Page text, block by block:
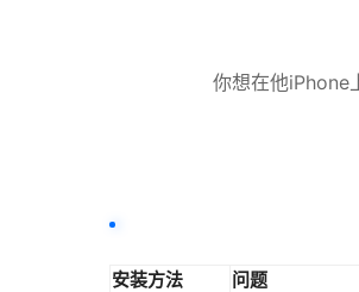
你想在他iPhone
安装方法 问题